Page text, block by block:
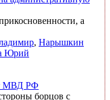
а
, Нарышкин
Юрий
МВД РФ
борцов с